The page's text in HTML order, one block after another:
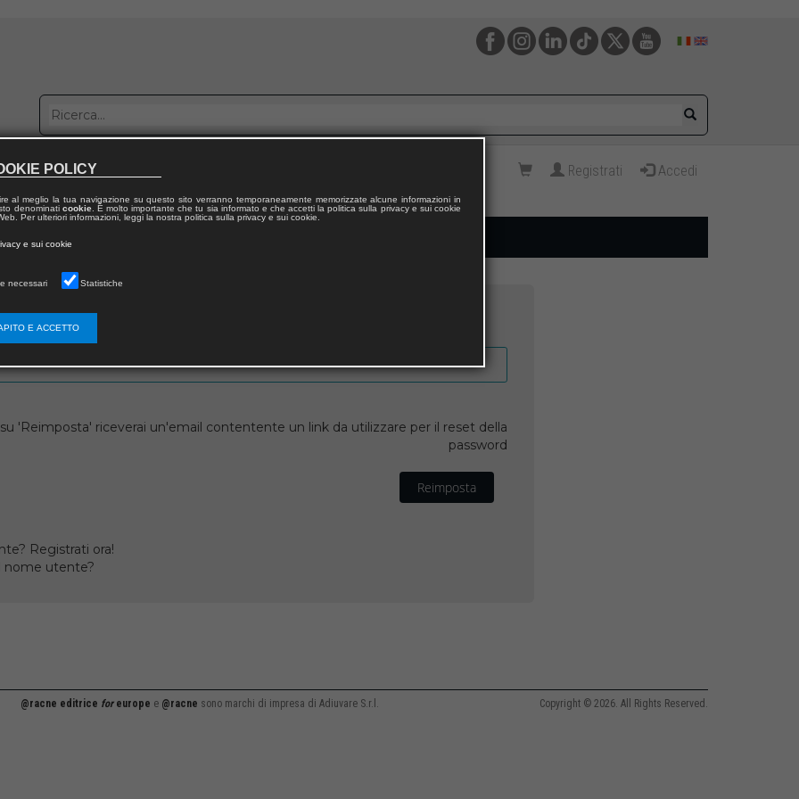
con noi Registrati Accedi
'Reimposta' riceverai un'email contentente un link da utilizzare per il reset della
password
Reimposta
Registrati ora!
nome utente?
@racne editrice foreurope e @racne sono marchi di impresa di Adiuvare S.r.l. Copyright © 2026. All Rights Reserved.
POLICY
al meglio la tua navigazione su questo sito verranno temporaneamente memorizzate alcune informazioni in
denominati cookie. È molto importante che tu sia informato e che accetti la politica sulla privacy e sui cookie
Per ulteriori informazioni, leggi la nostra politica sulla privacy e sui cookie.
e sui cookie
necessari Statistiche
E ACCETTO